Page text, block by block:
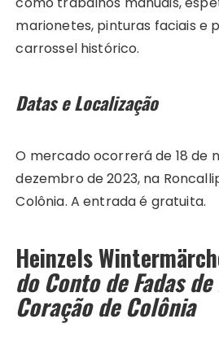
marionetes, pinturas faciais e
carrossel histórico.
Datas e Localização
O mercado ocorrerá de 18 de
dezembro de 2023, na
Colônia. A entrada é gratuita.
Heinzels
do Conto de Fadas
Coração de Colônia